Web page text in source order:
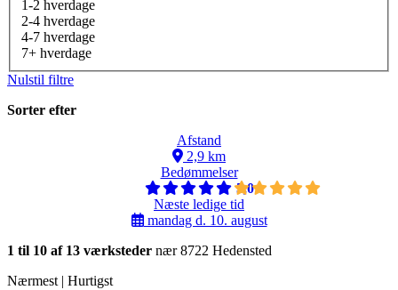
1-2 hverdage
2-4 hverdage
4-7 hverdage
7+ hverdage
Nulstil filtre
Sorter efter
Afstand
2,9 km
Bedømmelser
5,0
Næste ledige tid
mandag d. 10. august
1 til 10 af 13 værksteder nær 8722 Hedensted
Nærmest | Hurtigst